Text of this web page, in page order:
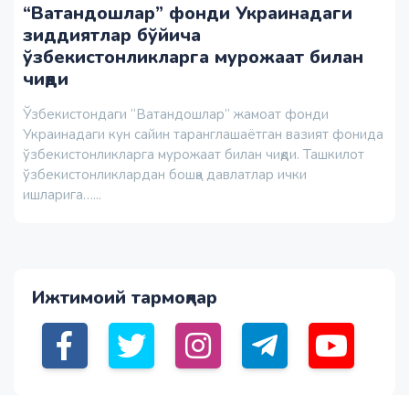
“Ватандошлар” фонди Украинадаги
зиддиятлар бўйича
ўзбекистонликларга мурожаат билан
чиқди
Ўзбекистондаги “Ватандошлар” жамоат фонди
Украинадаги кун сайин таранглашаётган вазият фонида
ўзбекистонликларга мурожаат билан чиқди. Ташкилот
ўзбекистонликлардан бошқа давлатлар ички
ишларига…...
Ижтимоий тармоқлар